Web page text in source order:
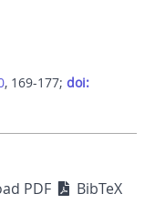
, 169-177; doi:
PDF BibTeX